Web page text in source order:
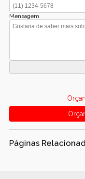
Mensagem
Páginas